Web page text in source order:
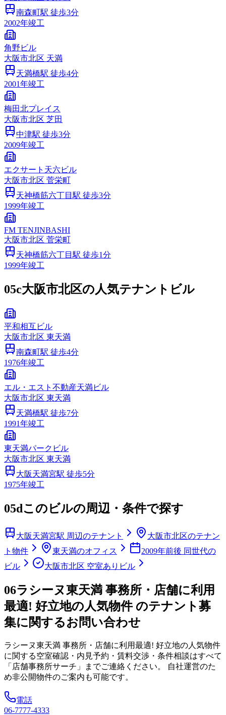
南森町駅 徒歩3分
2002年竣工
角野ビル
大阪市北区 天満
天満橋駅 徒歩4分
2001年竣工
梅田北プレイス
大阪市北区 芝田
中津駅 徒歩3分
2009年竣工
エクサート天六ビル
大阪市北区 菅栄町
天神橋筋六丁目 駅 徒歩3分
1999年竣工
FM TENJINBASHI
大阪市北区 菅栄町
天神橋筋六丁目 駅 徒歩1分
1999年竣工
05c大阪市北区の人気テナントビル
平和相互ビル
大阪市北区 東天満
南森町駅 徒歩4分
1976年竣工
エル・エスト不動産天満ビル
大阪市北区 東天満
天満橋駅 徒歩7分
1991年竣工
東天満パークビル
大阪市北区 東天満
大阪天満宮駅 徒歩5分
1975年竣工
05dこのビルの周辺・条件で探す
大阪天満宮駅 周辺のテナント
大阪市北区のテナン
ト物件
東天満のオフィス
2009年前後 同世代の
ビル
大阪市北区 空室ありビル
06ラシーヌ東天満 事務所・店舗に利用
最適! 好立地の人気物件 のテナント募
集に関するお問い合わせ
ラシーヌ東天満 事務所・店舗に利用最適! 好立地の人気物件
に関する空室確認・内見予約・賃料交渉・条件相談はすべて
「店舗事務所サーチ」までご連絡ください。 自社運営のた
め非公開物件のご案内も可能です。
電話
06-7777-4333